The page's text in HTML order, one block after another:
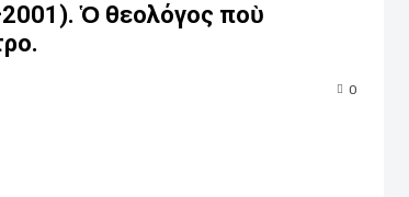
Ὁ θεολόγος ποὺ
0